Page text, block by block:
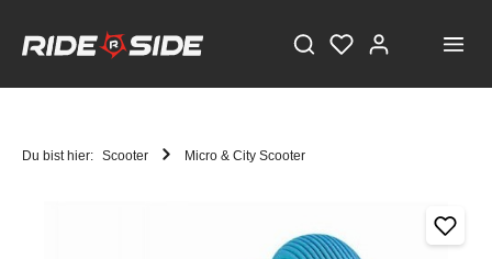
Du bist hier: Scooter Micro & City Scooter